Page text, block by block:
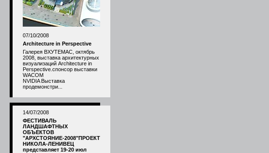
07/10/2008
Architecture in Perspective
Галерея ВХУТЕМАС, октябрь
2008, выставка архитектурных
визуализаций Architecture in
Perspective.спонсор выставки
WACOM
NVIDIA Выставка
продемонстри...
14/07/2008
ФЕСТИВАЛЬ
ЛАНДШАФТНЫХ
ОБЪЕКТОВ
"АРХСТОЯНИЕ-2008"ПРОЕКТ
НИКОЛА-ЛЕНИВЕЦ
представляет 19-20 июл